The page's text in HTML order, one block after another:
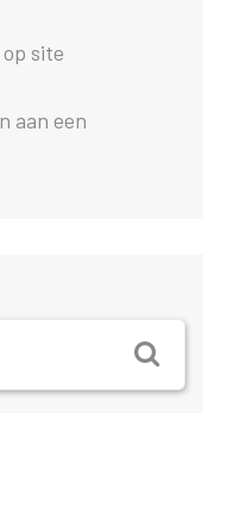
site
aan een